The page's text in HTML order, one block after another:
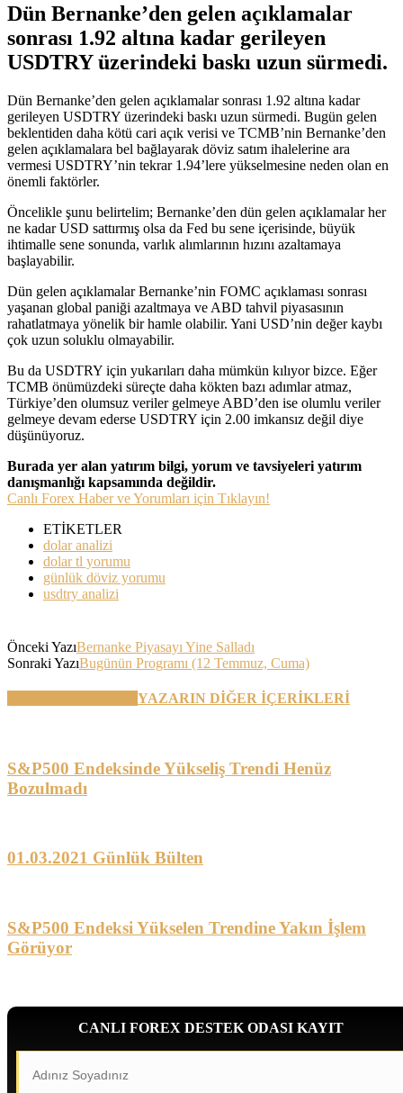
Dün Bernanke’den gelen açıklamalar
sonrası 1.92 altına kadar gerileyen
USDTRY üzerindeki baskı uzun sürmedi.
Dün Bernanke’den gelen açıklamalar sonrası 1.92 altına kadar
gerileyen USDTRY üzerindeki baskı uzun sürmedi. Bugün gelen
beklentiden daha kötü cari açık verisi ve TCMB’nin Bernanke’den
gelen açıklamalara bel bağlayarak döviz satım ihalelerine ara
vermesi USDTRY’nin tekrar 1.94’lere yükselmesine neden olan en
önemli faktörler.
Öncelikle şunu belirtelim; Bernanke’den dün gelen açıklamalar her
ne kadar USD sattırmış olsa da Fed bu sene içerisinde, büyük
ihtimalle sene sonunda, varlık alımlarının hızını azaltamaya
başlayabilir.
Dün gelen açıklamalar Bernanke’nin FOMC açıklaması sonrası
yaşanan global paniği azaltmaya ve ABD tahvil piyasasının
rahatlatmaya yönelik bir hamle olabilir. Yani USD’nin değer kaybı
çok uzun soluklu olmayabilir.
Bu da USDTRY için yukarıları daha mümkün kılıyor bizce. Eğer
TCMB önümüzdeki süreçte daha kökten bazı adımlar atmaz,
Türkiye’den olumsuz veriler gelmeye ABD’den ise olumlu veriler
gelmeye devam ederse USDTRY için 2.00 imkansız değil diye
düşünüyoruz.
Burada yer alan yatırım bilgi, yorum ve tavsiyeleri yatırım
danışmanlığı kapsamında değildir.
Canlı Forex Haber ve Yorumları için Tıklayın!
ETİKETLER
dolar analizi
dolar tl yorumu
günlük döviz yorumu
usdtry analizi
Önceki YazıBernanke Piyasayı Yine Salladı
Sonraki YazıBugünün Programı (12 Temmuz, Cuma)
YAZARIN DİĞER İÇERİKLERİ
S&P500 Endeksinde Yükseliş Trendi Henüz
Bozulmadı
01.03.2021 Günlük Bülten
S&P500 Endeksi Yükselen Trendine Yakın İşlem
Görüyor
CANLI FOREX DESTEK ODASI KAYIT